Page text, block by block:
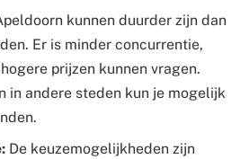
kunnen duurder zijn dan
Er is minder concurrentie,
prijzen kunnen vragen.
in andere steden kun je mogelijk
De keuzemogelijkheden zijn